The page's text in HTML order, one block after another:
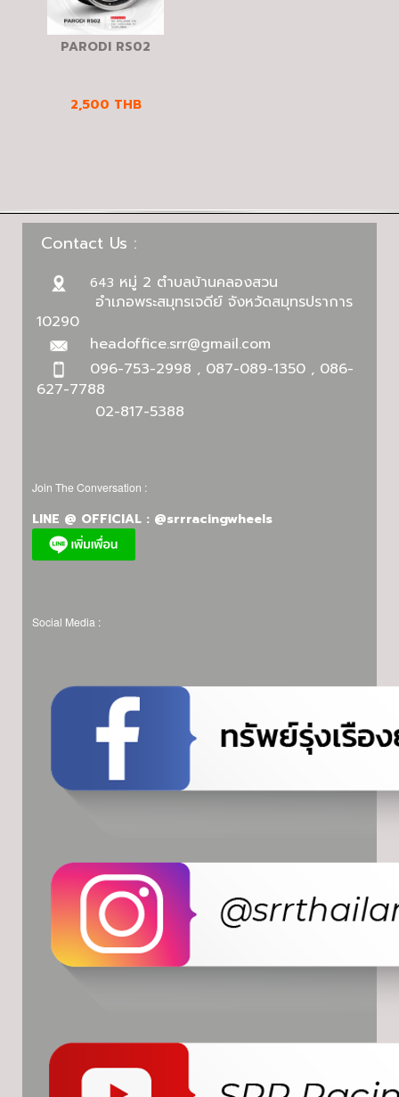
PARODI RS02
2,500 THB
Contact Us :
643 หมู่ 2 ตำบลบ้านคลองสวน
อำเภอพระสมุทรเจดีย์ จังหวัดสมุทรปราการ
10290
headoffice.srr@gmail.com
096-753-2998 , 087-089-1350 , 086-
627-7788
02-817-5388
Join The Conversation :
LINE @ OFFICIAL : @srrracingwheels
Social Media :